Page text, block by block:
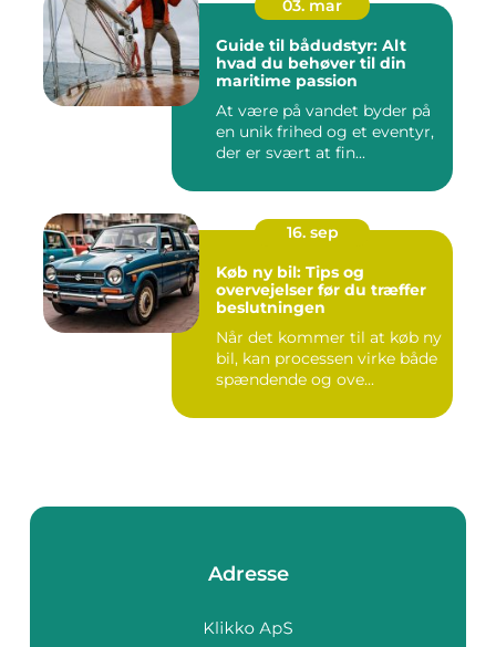
03. mar
Guide til bådudstyr: Alt
hvad du behøver til din
maritime passion
At være på vandet byder på
en unik frihed og et eventyr,
der er svært at fin...
16. sep
Køb ny bil: Tips og
overvejelser før du træffer
beslutningen
Når det kommer til at køb ny
bil, kan processen virke både
spændende og ove...
Adresse